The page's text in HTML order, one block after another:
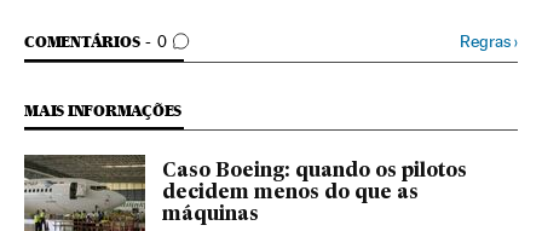
COMENTÁRIOS 0
COMENTÁRIOS Regras›
MAIS INFORMAÇÕES
Caso Boeing: quando os pilotos
decidem menos do que as
máquinas